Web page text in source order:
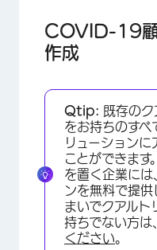
COVID-19顧
作成
Qtip: 既存のク
をお持ちのすべ
リューションに
ことができます
を置く企業には
ンを無料で提
まいでクアルト
持ちでない方は
ください。